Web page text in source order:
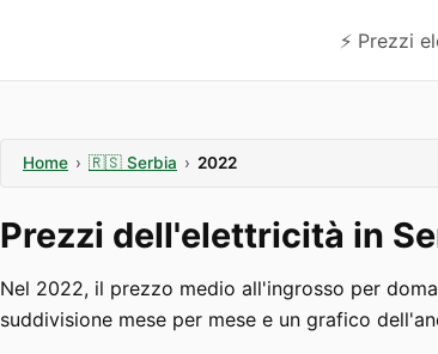
⚡️ Prezzi
Home › 🇷🇸 Serbia › 2022
Prezzi dell'elettricità in
Nel 2022, il prezzo medio all'ingrosso per
suddivisione mese per mese e un grafico